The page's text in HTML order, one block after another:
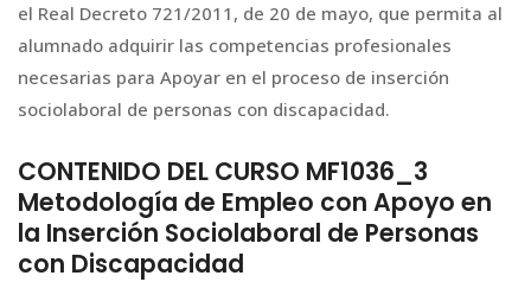
el Real Decreto 721/2011, de 20 de mayo, que permita al
alumnado adquirir las competencias profesionales
necesarias para Apoyar en el proceso de inserción
sociolaboral de personas con discapacidad.
CONTENIDO DEL CURSO MF1036_3
Metodología de Empleo con Apoyo en
la Inserción Sociolaboral de Personas
con Discapacidad